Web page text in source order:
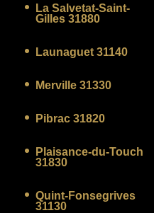
La Salvetat-Saint-
Gilles 31880
Launaguet 31140
Merville 31330
Pibrac 31820
Plaisance-du-Touch
31830
Quint-Fonsegrives
31130